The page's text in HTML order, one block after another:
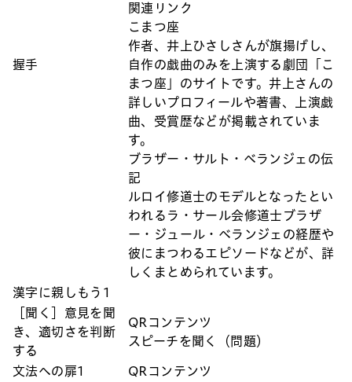
握手
関連リンク
こまつ座
作者、井上ひさしさんが旗揚げし、
自作の戯曲のみを上演する劇団「こ
まつ座」のサイトです。井上さんの
詳しいプロフィールや著書、上演戯
曲、受賞歴などが掲載されていま
す。
ブラザー・サルト・ベランジェの伝
記
ルロイ修道士のモデルとなったとい
われるラ・サール会修道士ブラザ
ー・ジュール・ベランジェの経歴や
彼にまつわるエピソードなどが、詳
しくまとめられています。
漢字に親しもう1
［聞く］意見を聞
き、適切さを判断
する
QRコンテンツ
スピーチを聞く（問題）
文法への扉1
QRコンテンツ